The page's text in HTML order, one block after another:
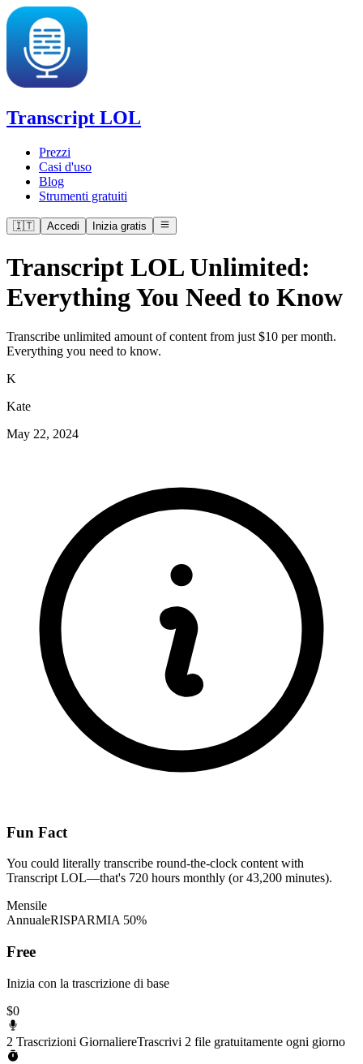
Transcript LOL
Prezzi
Casi d'uso
Blog
Strumenti gratuiti
🇮🇹 Accedi Inizia gratis
Transcript LOL Unlimited:
Everything You Need to Know
Transcribe unlimited amount of content from just $10 per month.
Everything you need to know.
K
Kate
May 22, 2024
Fun Fact
You could literally transcribe round-the-clock content with
Transcript LOL—that's 720 hours monthly (or 43,200 minutes).
Mensile
AnnualeRISPARMIA 50%
Free
Inizia con la trascrizione di base
$0
2 Trascrizioni GiornaliereTrascrivi 2 file gratuitamente ogni giorno